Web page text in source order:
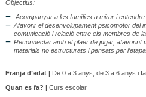
Objectius:
Acompanyar a les famílies a mirar i entendre
Afavorir el desenvolupament psicomotor del
comunicació i relació entre els membres de la
Reconnectar amb el plaer de jugar, afavorint
materials no estructurats i pensats per
Franja d’edat |De 0 a 3 anys, de 3 a 6 anys i
Quan es fa? |Curs escolar